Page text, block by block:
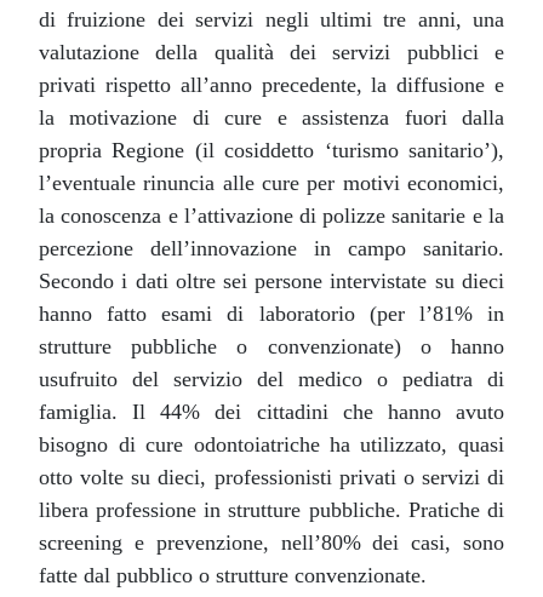
di fruizione dei servizi negli ultimi tre anni, una
valutazione della qualità dei servizi pubblici e
privati rispetto all’anno precedente, la diffusione e
la motivazione di cure e assistenza fuori dalla
propria Regione (il cosiddetto ‘turismo sanitario’),
l’eventuale rinuncia alle cure per motivi economici,
la conoscenza e l’attivazione di polizze sanitarie e la
percezione dell’innovazione in campo sanitario.
Secondo i dati oltre sei persone intervistate su dieci
hanno fatto esami di laboratorio (per l’81% in
strutture pubbliche o convenzionate) o hanno
usufruito del servizio del medico o pediatra di
famiglia. Il 44% dei cittadini che hanno avuto
bisogno di cure odontoiatriche ha utilizzato, quasi
otto volte su dieci, professionisti privati o servizi di
libera professione in strutture pubbliche. Pratiche di
screening e prevenzione, nell’80% dei casi, sono
fatte dal pubblico o strutture convenzionate.